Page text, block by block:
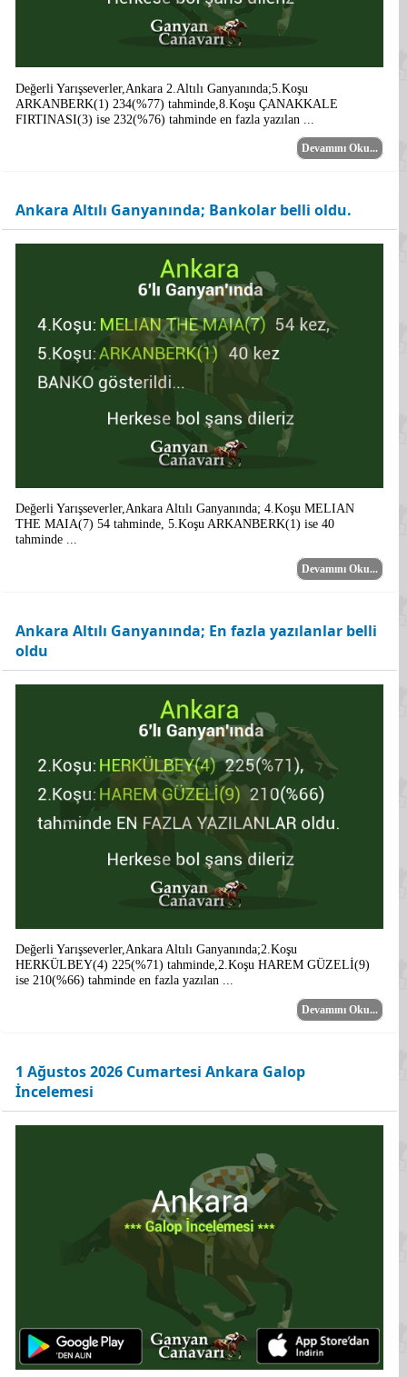
Değerli Yarışseverler,Ankara 2.Altılı Ganyanında;5.Koşu
ARKANBERK(1) 234(%77) tahminde,8.Koşu ÇANAKKALE
FIRTINASI(3) ise 232(%76) tahminde en fazla yazılan ...
Devamını Oku...
Ankara Altılı Ganyanında; Bankolar belli oldu.
Değerli Yarışseverler,Ankara Altılı Ganyanında; 4.Koşu MELIAN
THE MAIA(7) 54 tahminde, 5.Koşu ARKANBERK(1) ise 40
tahminde ...
Devamını Oku...
Ankara Altılı Ganyanında; En fazla yazılanlar belli
oldu
Değerli Yarışseverler,Ankara Altılı Ganyanında;2.Koşu
HERKÜLBEY(4) 225(%71) tahminde,2.Koşu HAREM GÜZELİ(9)
ise 210(%66) tahminde en fazla yazılan ...
Devamını Oku...
1 Ağustos 2026 Cumartesi Ankara Galop
İncelemesi